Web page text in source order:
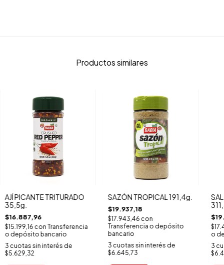
Productos similares
AJÍ PICANTE TRITURADO
35,5g.
$16.887,96
$15.199,16 conTransferencia
o depósito bancario
3 cuotas sin interés de
$5.629,32
SAZÓN TROPICAL 191,4g.
$19.937,18
$17.943,46 con
Transferencia o depósito
bancario
3 cuotas sin interés de
$6.645,73
o
3